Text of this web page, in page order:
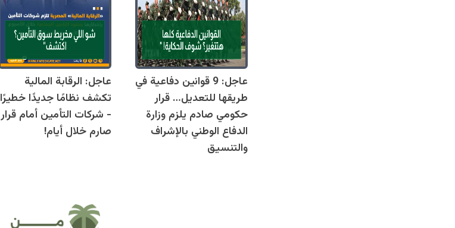
عاجل: 9 قوانين دفاعية في
طريقها للتعديل… قرار
حكومي صادم يلزم وزارة
الدفاع الوطني بالإشراف
والتنسيق
عاجل: الرقابة المالية
تكشف نظامًا جديدًا خطيرًا
- شركات التأمين أمام قرار
صارم خلال أيام!